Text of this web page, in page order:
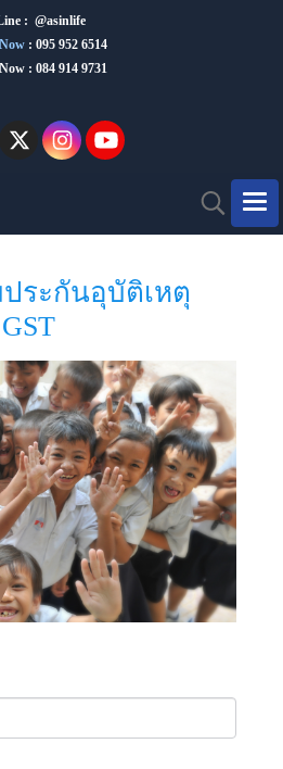
: @asinlife
: 095 952 6514
: 084 914 9731
ระกันอุบัติเหตุ